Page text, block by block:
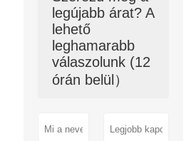
legújabb árat? A
lehető
leghamarabb
válaszolunk (12
órán belül）